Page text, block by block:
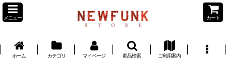
メニュー カート
ホーム カテゴリ マイページ 商品検索 ご利用案内